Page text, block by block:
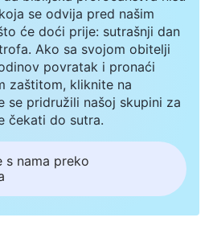
se odvija pred našim
će doći prije: sutrašnji dan
Ako sa svojom obitelji
povratak i pronaći
zaštitom, kliknite na
se pridružili našoj skupini za
čekati do sutra.
s nama preko